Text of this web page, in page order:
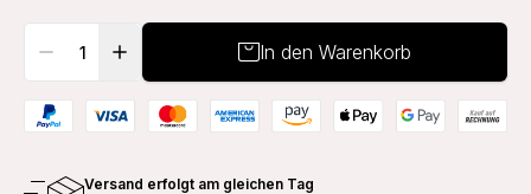
In den Warenkorb
Versand erfolgt am gleichen Tag